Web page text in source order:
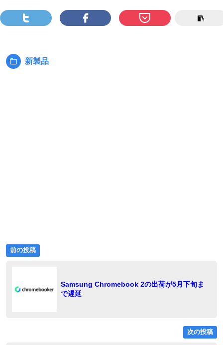
カ
新製品
投
ナ
前の投稿
の
Samsung Chromebook 2の出荷が5月下旬ま
で遅延
次の投稿